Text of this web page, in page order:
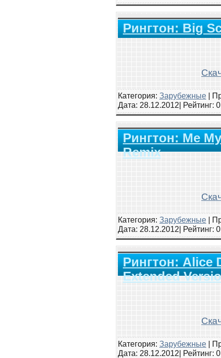
Рингтон: Big
Категория: Зарубежные |
Дата: 28.12.2012| Рейтинг:
Рингтон: Me
Remix
Категория: Зарубежные |
Дата: 28.12.2012| Рейтинг:
Рингтон: Alice
Extended
Категория: Зарубежные |
Дата: 28.12.2012| Рейтинг: